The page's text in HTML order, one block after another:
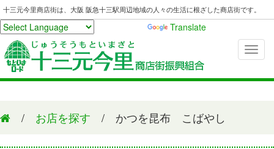
十三元今里商店街は、大阪 阪急十三駅周辺地域の人々の生活に根ざした商店街です。
Translate
/ お店を探す / かつを昆布 こばやし